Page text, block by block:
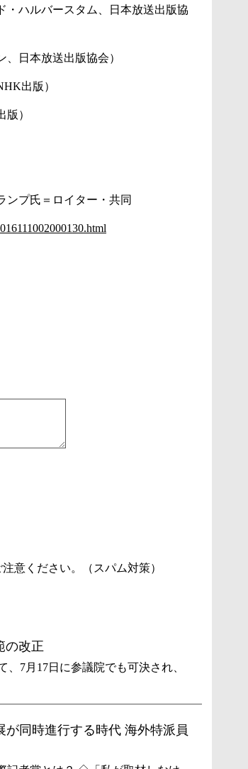
ハルバースタム、日本放送出版協
日本放送出版協会）
出版）
版）
プ氏＝ロイター・共同
意ください。（スパム対策）
の改正
7月17日に参議院でも可決され、
同時進行する時代 海外特派員